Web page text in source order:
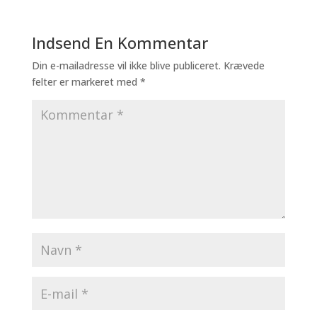
Indsend En Kommentar
Din e-mailadresse vil ikke blive publiceret. Krævede
felter er markeret med *